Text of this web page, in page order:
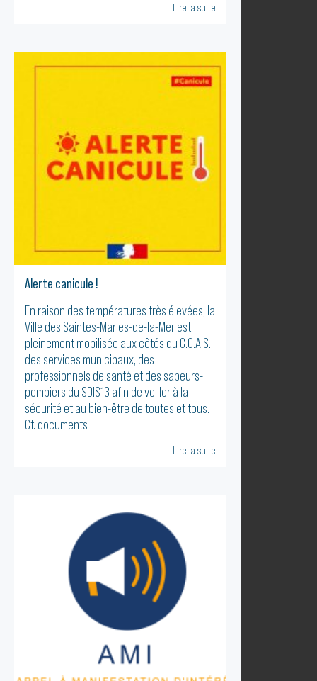
Lire la suite
Alerte canicule !
En raison des températures très élevées, la
Ville des Saintes-Maries-de-la-Mer est
pleinement mobilisée aux côtés du C.C.A.S.,
des services municipaux, des
professionnels de santé et des sapeurs-
pompiers du SDIS13 afin de veiller à la
sécurité et au bien-être de toutes et tous.
Cf. documents
Lire la suite